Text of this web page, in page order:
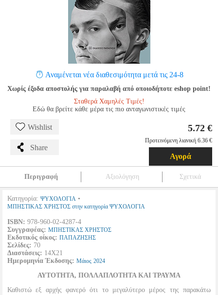
Αναμένεται νέα διαθεσιμότητα μετά τις 24-8
Χωρίς έξοδα αποστολής για παραλαβή από οποιοδήποτε eshop point!
Σταθερά Χαμηλές Τιμές!
Εδώ θα βρείτε κάθε μέρα τις πιο ανταγωνιστικές τιμές
Wishlist
Share
5.72 €
Προτεινόμενη λιανική 6.36 €
Αγορά
Περιγραφή Αξιολόγηση Σχετικά
Κατηγορία: ΨΥΧΟΛΟΓΙΑ •
ΜΠΗΣΤΙΚΑΣ ΧΡΗΣΤΟΣ στην κατηγορία ΨΥΧΟΛΟΓΙΑ
ISBN: 978-960-02-4287-4
Συγγραφέας: ΜΠΗΣΤΙΚΑΣ ΧΡΗΣΤΟΣ
Εκδοτικός οίκος: ΠΑΠΑΖΗΣΗΣ
Σελίδες: 70
Διαστάσεις: 14Χ21
Ημερομηνία Έκδοσης: Μάιος 2024
ΑΥΤΟΤΗΤΑ, ΠΟΛΛΑΠΛΟΤΗΤΑ ΚΑΙ ΤΡΑΥΜΑ
Καθιστώ εξ αρχής φανερό ότι το μεγαλύτερο μέρος της παρακάτω